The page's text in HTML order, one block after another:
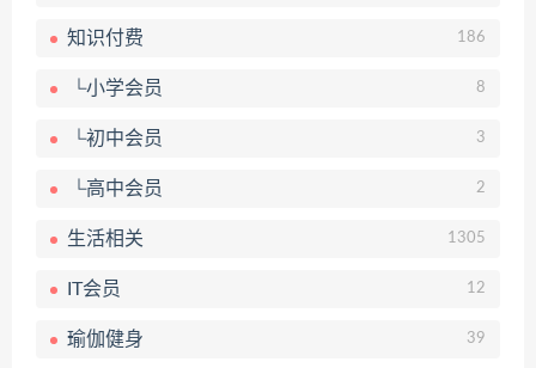
知识付费 186
└小学会员 8
└初中会员 3
└高中会员 2
生活相关 1305
IT会员 12
瑜伽健身 39